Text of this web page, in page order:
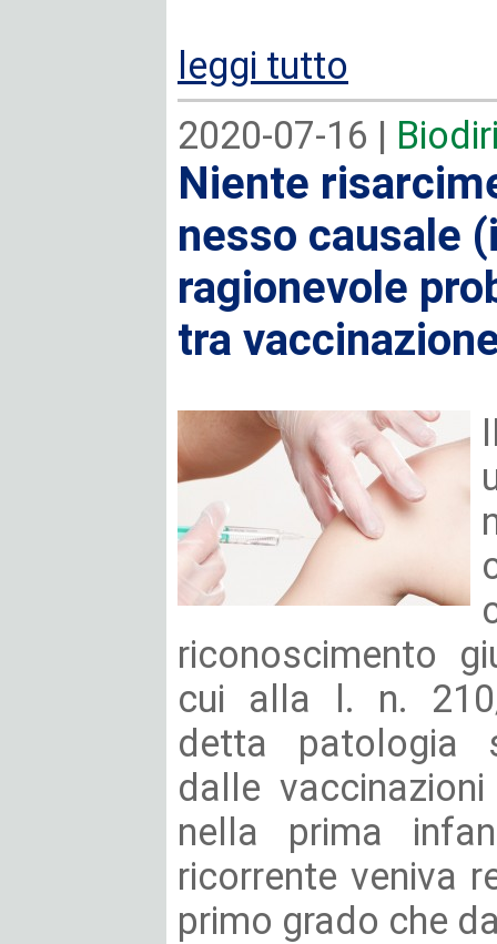
leggi tutto
2020-07-16 |
Niente
nesso causale
ragionevole
tra
riconoscimento
cui alla l. n.
detta patologia
dalle
nella prima
ricorrente veniva
primo grado che